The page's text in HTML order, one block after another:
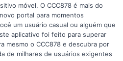
móvel. O CCC878 é mais do
portal para momentos
um usuário casual ou alguém que
aplicativo foi feito para superar
mesmo o CCC878 e descubra por
de milhares de usuários exigentes